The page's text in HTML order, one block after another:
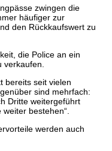
zwingen die
häufiger zur
den Rückkaufswert zu
die Police an ein
bereits seit vielen
sind mehrfach:
Dritte weitergeführt
bestehen“.
werden auch